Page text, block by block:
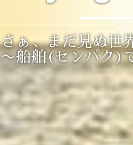
さぁ、まだ見ぬ世
〜船舶(センパク)